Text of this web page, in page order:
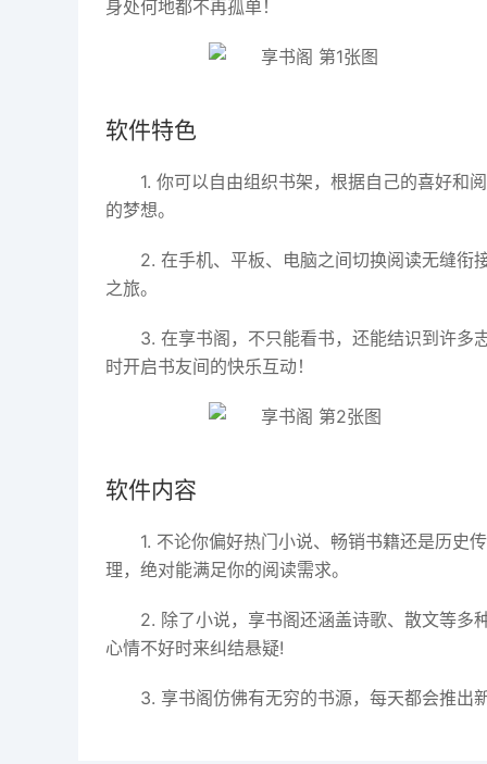
身处何地都不再孤单！
软件特色
1. 你可以自由组织书架，根据自己的喜好和
的梦想。
2. 在手机、平板、电脑之间切换阅读无缝衔
之旅。
3. 在享书阁，不只能看书，还能结识到许多
时开启书友间的快乐互动！
软件内容
1. 不论你偏好热门小说、畅销书籍还是历史
理，绝对能满足你的阅读需求。
2. 除了小说，享书阁还涵盖诗歌、散文等多
心情不好时来纠结悬疑!
3. 享书阁仿佛有无穷的书源，每天都会推出